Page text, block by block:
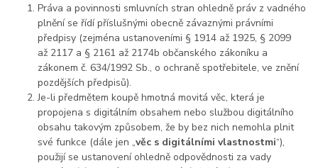
Práva a povinnosti smluvních stran ohledně práv z vadného
plnění se řídí příslušnými obecně závaznými právními
předpisy (zejména ustanoveními § 1914 až 1925, § 2099
až 2117 a § 2161 až 2174b občanského zákoníku a
zákonem č. 634/1992 Sb., o ochraně spotřebitele, ve znění
pozdějších předpisů).
Je-li předmětem koupě hmotná movitá věc, která je
propojena s digitálním obsahem nebo službou digitálního
obsahu takovým způsobem, že by bez nich nemohla plnit
své funkce (dále jen „věc s digitálními vlastnostmi“),
použijí se ustanovení ohledně odpovědnosti za vady